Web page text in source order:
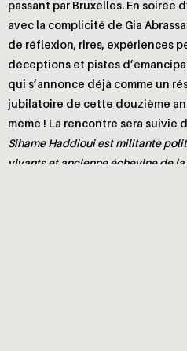
passant par Bruxelles. En soirée
avec la complicité de Gia
de réflexion, rires, expériences
déceptions et pistes
qui s’annonce déjà comme un
jubilatoire de cette douzième
même ! La rencontre sera suivie
Sihame Haddioui est militante
vivants et ancienne échevine de